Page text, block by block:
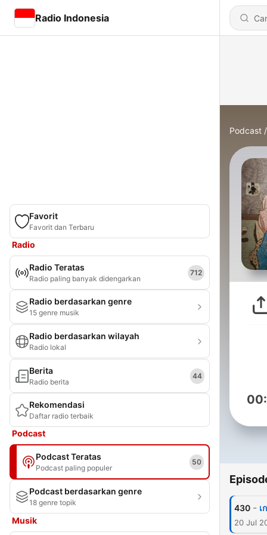
Radio Indonesia
Favorit
Favorit dan Terbaru
Radio
Radio Teratas
Radio paling banyak didengarkan
712
Radio berdasarkan genre
15 genre musik
Radio berdasarkan wilayah
Radio lokal
Berita
Radio berita
44
Rekomendasi
Daftar radio terbaik
Podcast
Podcast Teratas
Podcast paling populer
50
Podcast berdasarkan genre
18 genre topik
Musik
Podcast
430 - เ
20 Jul